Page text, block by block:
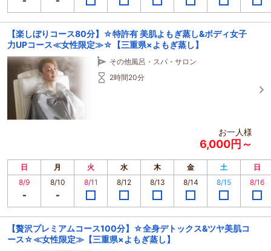
※効果には個人差がありますが、luluonnはあなたの“健康”と“美”を確かな結果
へと誘います！
※初回はカウンセリング等で３０分程プラスのお時間をいただきます。
時間に余裕を持って、お越しくださいますようお願いいたします。
★手ぶらでOK
★生理中でもOK
★妊活～妊婦～産後すぐからでもOK
その他ご質問がございましたらお問い合わせください。
ご予約確認について
※リクエストをいただきましてから、ご予約状況を見て、ご本人様宛にメッセー
ジを送らせていただきますので、恐れ入りますが、必ずご確認ください。
トメールに詳細をお送りいたしますので、合わせてご確認くださいますようお
願いいたします。
【楽しぼりコース80分】☆特許有 美肌よもぎ蒸し&ボディ女子
力UPコース≪女性限定≫☆【三重県×よもぎ蒸し】
その他風呂・スパ・サロン
2時間20分
お一人様
6,000円～
日 月 火 水 木 金 土
日
8/9
8/10 8/11 8/12 8/13 8/14 8/15 8/16
【贅沢プレミアムコース100分】☆全身デトックス&ツヤ美肌コ
ース☆≪女性限定≫【三重県×よもぎ蒸し】